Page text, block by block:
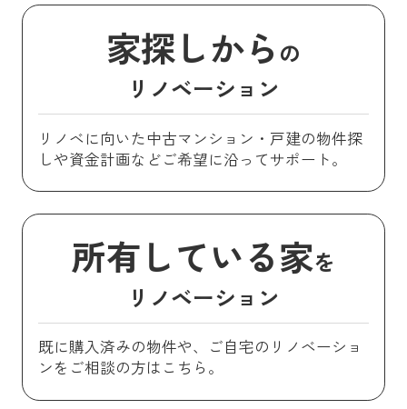
家探しから の
リノベーション
リノベに向いた中古マンション・戸建の物件探
しや資金計画などご希望に沿ってサポート。
所有している家を
リノベーション
既に購入済みの物件や、ご自宅のリノベーショ
ンをご相談の方はこちら。